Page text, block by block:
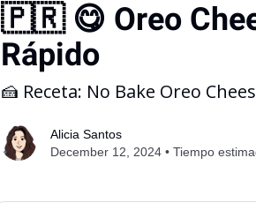
🇵🇷 😋 Oreo
Rápido
🍰 Receta: No Bake Oreo
Alicia Santos
December 12, 2024 • Tiempo